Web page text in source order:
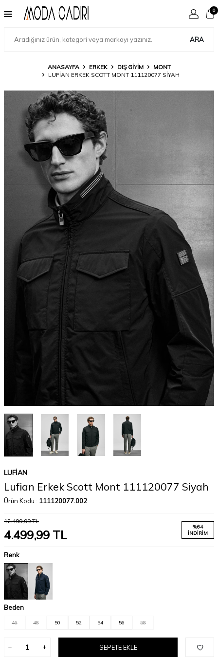
ARA
0
ANASAYFA ERKEK DIŞ GIYIM
MONT
LUFIAN ERKEK SCOTT MONT 111120077 SIYAH
LUFIAN
Lufian Erkek Scott Mont 111120077 Siyah
Ürün Kodu : 111120077.002
12.499,99TL
4.499,99 TL
%64
İNDIRIM
Renk
Beden
46 48 50 52 54 56 58
SEPETE EKLE